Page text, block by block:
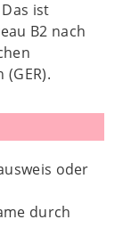
ist
B2 nach
oder
durch